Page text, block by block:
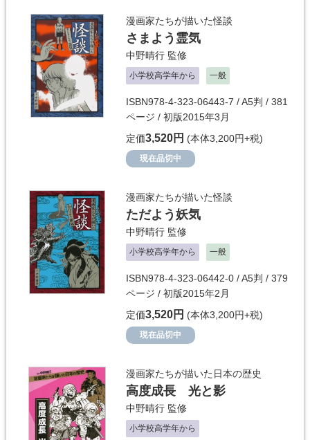
漫画家たちが描いた怪談
さまよう霊気
中野晴行 監修
小学校高学年から 一般
ISBN978-4-323-06443-7 / A5判 / 381
ページ / 初版2015年3月
定価3,520円 (本体3,200円+税)
現在品切中
漫画家たちが描いた怪談
ただよう妖気
中野晴行 監修
小学校高学年から 一般
ISBN978-4-323-06442-0 / A5判 / 379
ページ / 初版2015年2月
定価3,520円 (本体3,200円+税)
現在品切中
漫画家たちが描いた日本の歴史
高度成長 光と影
中野晴行 監修
小学校高学年から